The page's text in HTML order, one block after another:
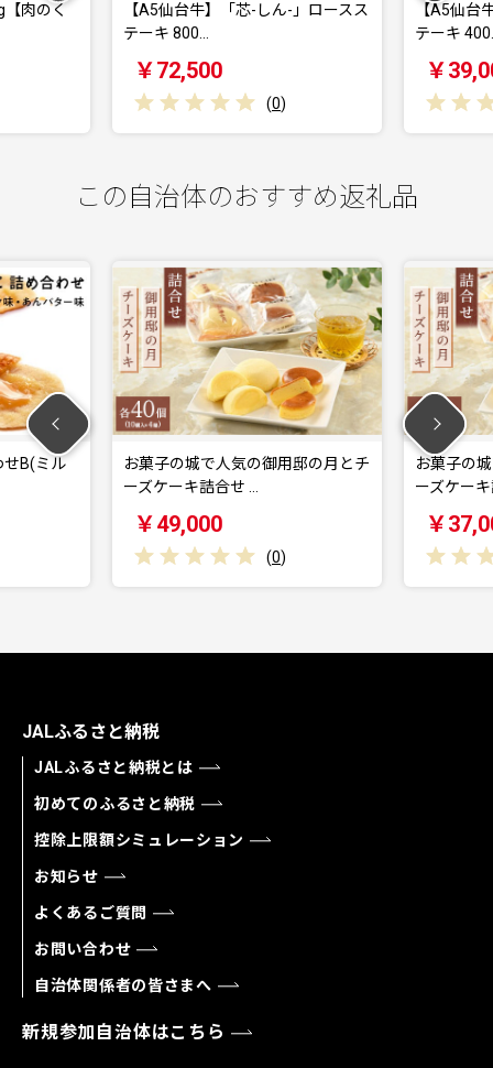
【A5仙台牛】「芯-しん-」ロースス
テーキ 800…
￥72,500
(0)
【A5仙台牛】「芯
テーキ 400…
￥39,000
この自治体のおすすめ返礼品
B(ミル
お菓子の城で人気の御用邸の月とチ
ーズケーキ詰合せ …
￥49,000
(0)
お菓子の
ーズケー
￥
JALふるさと納税
JALふるさと納税とは
初めてのふるさと納税
控除上限額シミュレーション
お知らせ
よくあるご質問
お問い合わせ
自治体関係者の皆さまへ
新規参加自治体はこちら